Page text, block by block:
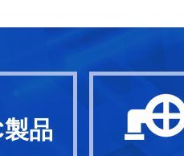
品